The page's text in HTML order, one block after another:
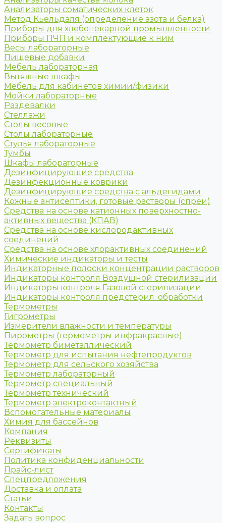
Анализаторы соматических клеток
Метод Кьельдаля (определение азота и белка)
Приборы для хлебопекарной промышленности
Приборы ПЧП и комплектующие к ним
Весы лабораторные
Пищевые добавки
Мебель лабораторная
Вытяжные шкафы
Мебель для кабинетов химии/физики
Мойки лабораторные
Раздевалки
Стеллажи
Столы весовые
Столы лабораторные
Стулья лабораторные
Тумбы
Шкафы лабораторные
Дезинфицирующие средства
Дезинфекционные коврики
Дезинфицирующие средства с альдегидами
Кожные антисептики, готовые растворы (спреи)
Средства на основе катионных поверхностно-
активных вещества (КПАВ)
Средства на основе кислородактивных
соединений
Средства на основе хлорактивных соединений
Химические индикаторы и тесты
Индикаторные полоски концентрации растворов
Индикаторы контроля Воздушной стерилизации
Индикаторы контроля Газовой стерилизации
Индикаторы контроля предстерил. обработки
Термометры
Гигрометры
Измерители влажности и температуры
Пирометры (термометры инфракрасные)
Термометр биметаллический
Термометр для испытания нефтепродуктов
Термометр для сельского хозяйства
Термометр лабораторный
Термометр специальный
Термометр технический
Термометр электроконтактный
Вспомогательные материалы
Химия для бассейнов
Компания
Реквизиты
Сертификаты
Политика конфиденциальности
Прайс-лист
Спецпредложения
Доставка и оплата
Статьи
Контакты
Задать вопрос